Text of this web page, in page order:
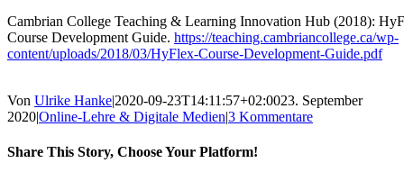
Cambrian College Teaching & Learning Innovation Hub (2018):
Course Development Guide. https://teaching.cambriancollege.ca/wp-
content/uploads/2018/03/HyFlex-Course-Development-Guide.pdf
Von Ulrike Hanke|2020-09-23T14:11:57+02:0023. September
2020|Online-Lehre & Digitale Medien|3 Kommentare
Share This Story, Choose Your Platform!